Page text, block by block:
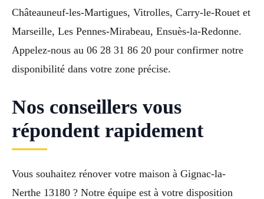
Châteauneuf-les-Martigues, Vitrolles, Carry-le-Rouet et
Marseille, Les Pennes-Mirabeau, Ensuès-la-Redonne.
Appelez-nous au 06 28 31 86 20 pour confirmer notre
disponibilité dans votre zone précise.
Nos conseillers vous
répondent rapidement
Vous souhaitez rénover votre maison à Gignac-la-
Nerthe 13180 ? Notre équipe est à votre disposition